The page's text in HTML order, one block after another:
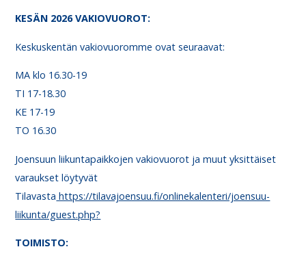
KESÄN 2026 VAKIOVUOROT:
Keskuskentän vakiovuoromme ovat seuraavat:
MA klo 16.30-19
TI 17-18.30
KE 17-19
TO 16.30
Joensuun liikuntapaikkojen vakiovuorot ja muut yksittäiset
varaukset löytyvät
Tilavasta https://tilavajoensuu.fi/onlinekalenteri/joensuu-
liikunta/guest.php?
TOIMISTO: